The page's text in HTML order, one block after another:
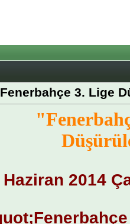
3. Lige
Haziran 2014